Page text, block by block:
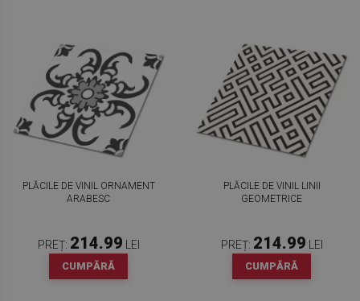
PLĂCILE DE VINIL ORNAMENT
ARABESC
PREȚ: 214.99 LEI
CUMPĂRĂ
PLĂCILE DE VINIL LINII
GEOMETRICE
PREȚ: 214.99 LEI
CUMPĂRĂ